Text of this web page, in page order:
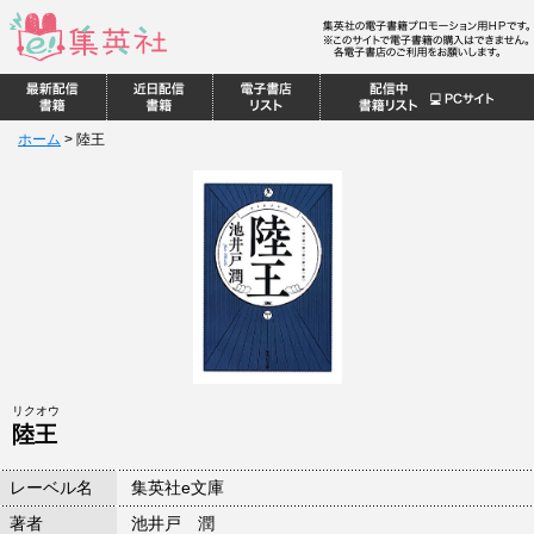
ホーム > 陸王
リクオウ
陸王
レーベル名
集英社e文庫
著者
池井戸 潤